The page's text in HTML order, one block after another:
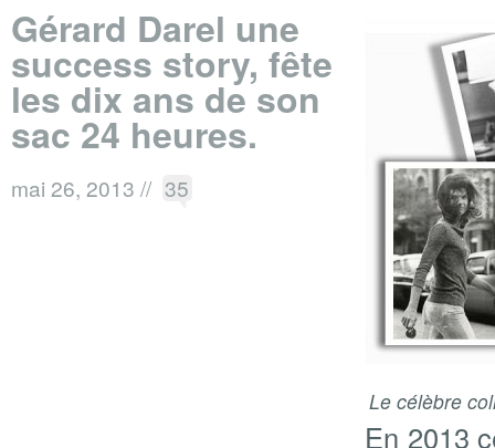
Gérard Darel une
success story, fête
les dix ans de son
sac 24 heures.
mai 26, 2013 // 35
Le célèbre
En 2013